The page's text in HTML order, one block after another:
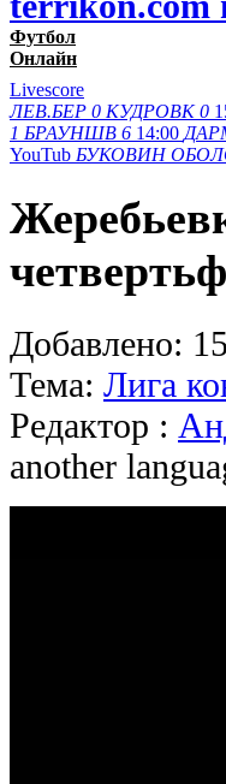
Футбол
Онлайн
Livescore
ЛЕВ.БЕР 0 КУДРОВК 0
1 БРАУНШВ 6 14:00
YouTub БУКОВИН
Добавлено:
Тема: Лига
Редактор :
another